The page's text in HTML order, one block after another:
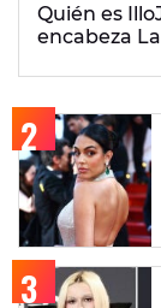
Quién es
encabeza